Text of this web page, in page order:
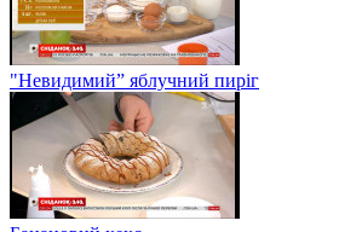
"Невидимий” яблучний пиріг